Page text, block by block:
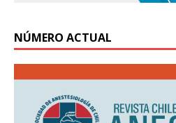
NÚMERO ACTUAL